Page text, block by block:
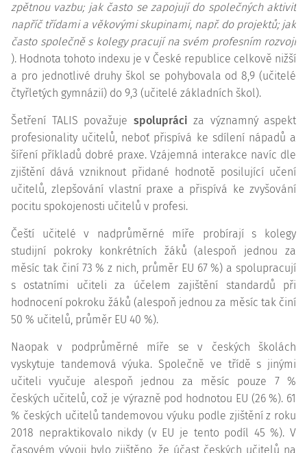
zpětnou vazbu; jak často se zapojují do společných aktivit
napříč třídami a věkovými skupinami, např. do projektů; jak
často společně s kolegy pracují na svém profesním rozvoji
). Hodnota tohoto indexu je v České republice celkově nižší
a pro jednotlivé druhy škol se pohybovala od 8,9 (učitelé
čtyřletých gymnázií) do 9,3 (učitelé základních škol).
Šetření TALIS považuje spolupráci za významný aspekt
profesionality učitelů, neboť přispívá ke sdílení nápadů a
šíření příkladů dobré praxe. Vzájemná interakce navíc dle
zjištění dává vzniknout přidané hodnotě posilující učení
učitelů, zlepšování vlastní praxe a přispívá ke zvyšování
pocitu spokojenosti učitelů v profesi.
Čeští učitelé v nadprůměrné míře probírají s kolegy
studijní pokroky konkrétních žáků (alespoň jednou za
měsíc tak činí 73 % z nich, průměr EU 67 %) a spolupracují
s ostatními učiteli za účelem zajištění standardů při
hodnocení pokroku žáků (alespoň jednou za měsíc tak činí
50 % učitelů, průměr EU 40 %).
Naopak v podprůměrné míře se v českých školách
vyskytuje tandemová výuka. Společně ve třídě s jinými
učiteli vyučuje alespoň jednou za měsíc pouze 7 %
českých učitelů, což je výrazně pod hodnotou EU (26 %). 61
% českých učitelů tandemovou výuku podle zjištění z roku
2018 nepraktikovalo nikdy (v EU je tento podíl 45 %). V
časovém vývoji bylo zjištěno, že účast českých učitelů na